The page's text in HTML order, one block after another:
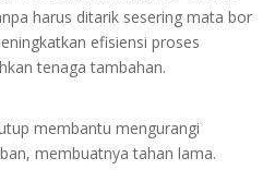
harus ditarik sesering mata bor
efisiensi proses
tenaga tambahan.
membantu mengurangi
membuatnya tahan lama.